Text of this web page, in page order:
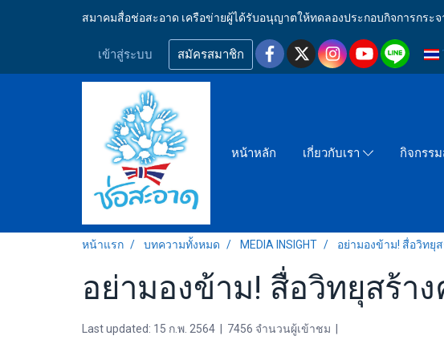
สมาคมสื่อช่อสะอาด เครือข่ายผู้ได้รับอนุญาตให้ทดลองประกอบกิจการกระ
เข้าสู่ระบบ สมัครสมาชิก
หน้าหลัก เกี่ยวกับเรา กิจกรร
หน้าแรก บทความทั้งหมด MEDIA INSIGHT อย่ามองข้าม! สื่อวิทยุ
อย่ามองข้าม! สื่อวิทยุสร้า
Last updated: 15 ก.พ. 2564 7456 จำนวนผู้เข้าชม